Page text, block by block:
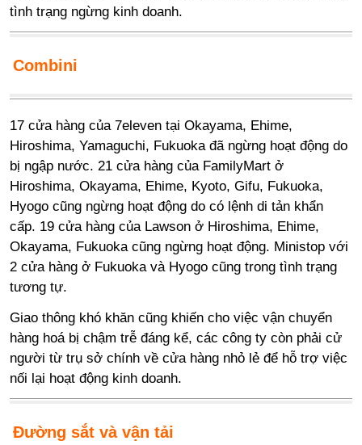
tình trạng ngừng kinh doanh.
Combini
17 cửa hàng của 7eleven tại Okayama, Ehime,
Hiroshima, Yamaguchi, Fukuoka đã ngừng hoạt động do
bị ngập nước. 21 cửa hàng của FamilyMart ở
Hiroshima, Okayama, Ehime, Kyoto, Gifu, Fukuoka,
Hyogo cũng ngừng hoạt động do có lệnh di tản khẩn
cấp. 19 cửa hàng của Lawson ở Hiroshima, Ehime,
Okayama, Fukuoka cũng ngừng hoạt động. Ministop với
2 cửa hàng ở Fukuoka và Hyogo cũng trong tình trạng
tương tự.
Giao thông khó khăn cũng khiến cho việc vận chuyển
hàng hoá bị chậm trễ đáng kể, các công ty còn phải cử
người từ trụ sở chính về cửa hàng nhỏ lẻ để hỗ trợ việc
nối lại hoạt động kinh doanh.
Đường sắt và vận tải